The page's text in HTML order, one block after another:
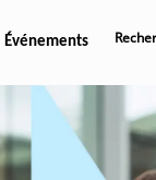
Événements